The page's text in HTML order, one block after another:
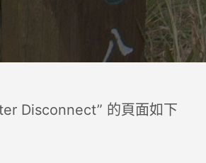
Disconnect” 的頁面如下